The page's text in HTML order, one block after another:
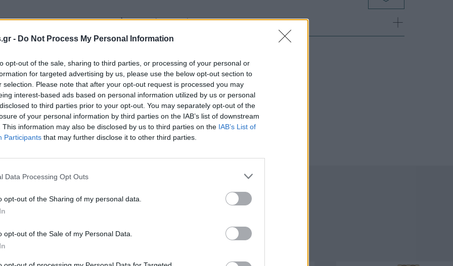
- Do Not Process My Personal Information
opt-out of the sale, sharing to third parties, or processing of your personal or
for targeted advertising by us, please use the below opt-out section to
selection. Please note that after your opt-out request is processed you may
interest-based ads based on personal information utilized by us or personal
to third parties prior to your opt-out. You may separately opt-out of the
of your personal information by third parties on the IAB’s list of downstream
This information may also be disclosed by us to third parties on the IAB’s List of
Participants that may further disclose it to other third parties.
Data Processing Opt Outs
opt-out of the Sharing of my personal data.
opt-out of the Sale of my Personal Data.
Πληροφορίες Προϊόντος
Που Ταιριάζουν
Εδώ θα βρείτε τις κορυφαίες
την εξαιρετική τους ποιότητα.